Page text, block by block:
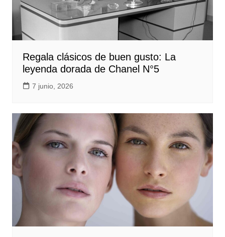
Regala clásicos de buen gusto: La
leyenda dorada de Chanel N°5
7 junio, 2026